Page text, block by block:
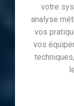
votre
analyse
vos
vos